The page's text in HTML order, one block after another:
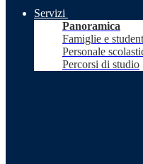
Servizi
Panoramica
Famiglie e
Personale
Percorsi di studio